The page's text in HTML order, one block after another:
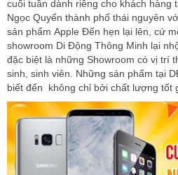
cuối tuần dành riêng cho khách hàng
Ngọc Quyến thành phố thái nguyên
sản phẩm Apple Đến hẹn lại lên, cứ
showroom Di Động Thông Minh lại
đặc biệt là những Showroom có vị trí
sinh, sinh viên. Những sản phẩm tại
biết đến không chỉ bởi chất lượng tốt